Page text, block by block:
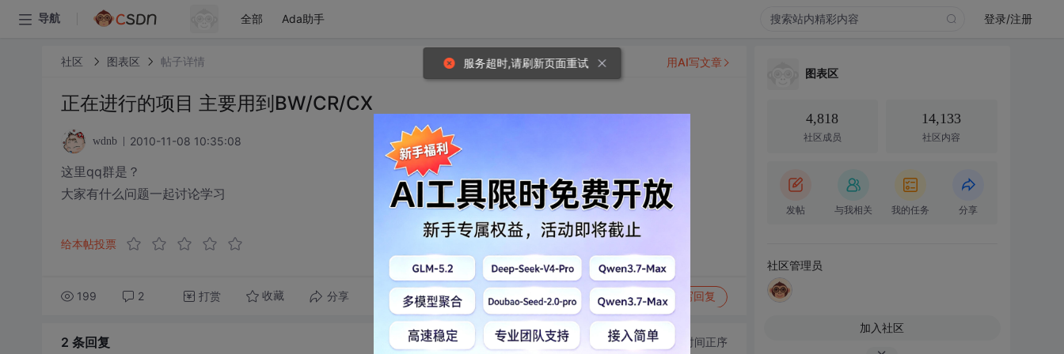
导航 全部 Ada助手 登录/注册
社区 图表区 帖子详情
正在进行的项目 主要用到BW/CR/CX
wdnb 2010-11-08 10:35:08
这里qq群是？
大家有什么问题一起讨论学习
给本帖投票
199 2 打赏 收藏 分享 转发到动态 举报 写回复
用AI写文章
2 条回复 切换为时间正序
图表区
4,818
社区成员
14,133
社区内容
发帖 与我相关 我的任务 分享
社区管理员
加入社区
服务超时,请刷新页面重试